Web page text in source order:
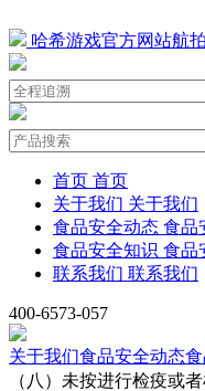
哈希游戏官方网站航
首页 首页
关于我们 关于我们
食品安全动态 食品
食品安全知识 食品
联系我们 联系我们
400-6573-057
关于我们食品安全动态
（八）未按进行检疫或